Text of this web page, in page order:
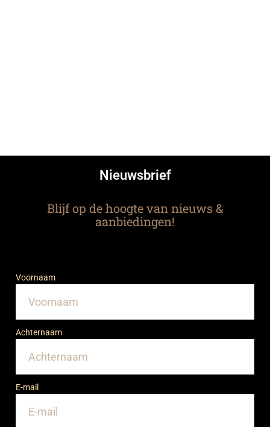
Nieuwsbrief
Blijf op de hoogte van nieuws &
aanbiedingen!
Voornaam
Achternaam
E-mail